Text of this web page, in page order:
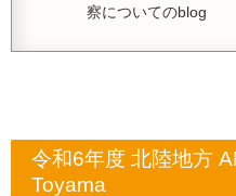
察についてのblog
令和6年度 北陸地方
Toyama